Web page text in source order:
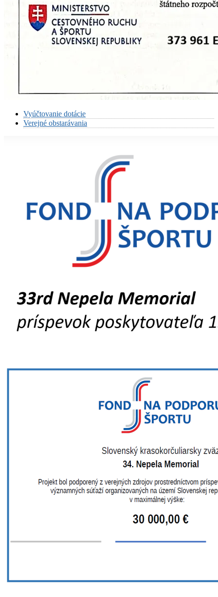
Vyúčtovanie dotácie
Verejné obstarávania